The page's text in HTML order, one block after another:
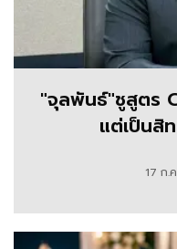
"จุลพันธ์"ชูสูตร
แต่เป็นสิ
17 ก.